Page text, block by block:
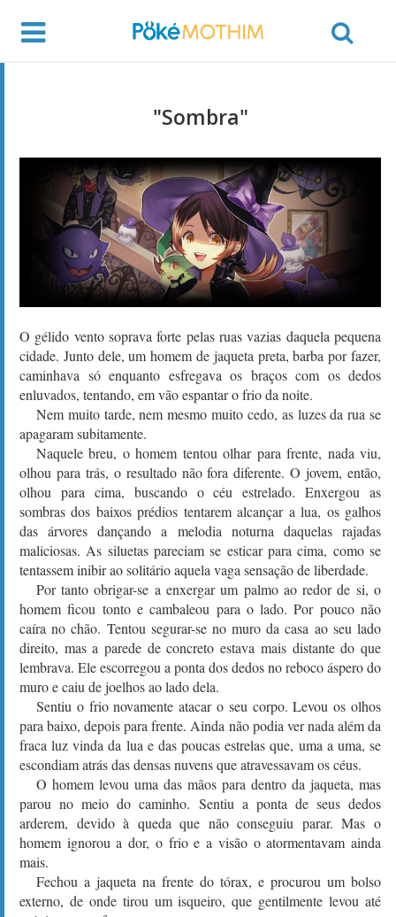
"Sombra"
O gélido vento soprava forte pelas ruas vazias daquela pequena
cidade. Junto dele, um homem de jaqueta preta, barba por fazer,
caminhava só enquanto esfregava os braços com os dedos
enluvados, tentando, em vão espantar o frio da noite.
Nem muito tarde, nem mesmo muito cedo, as luzes da rua se
apagaram subitamente.
Naquele breu, o homem tentou olhar para frente, nada viu,
olhou para trás, o resultado não fora diferente. O jovem, então,
olhou para cima, buscando o céu estrelado. Enxergou as
sombras dos baixos prédios tentarem alcançar a lua, os galhos
das árvores dançando a melodia noturna daquelas rajadas
maliciosas. As siluetas pareciam se esticar para cima, como se
tentassem inibir ao solitário aquela vaga sensação de liberdade.
Por tanto obrigar-se a enxergar um palmo ao redor de si, o
homem ficou tonto e cambaleou para o lado. Por pouco não
caíra no chão. Tentou segurar-se no muro da casa ao seu lado
direito, mas a parede de concreto estava mais distante do que
lembrava. Ele escorregou a ponta dos dedos no reboco áspero do
muro e caiu de joelhos ao lado dela.
Sentiu o frio novamente atacar o seu corpo. Levou os olhos
para baixo, depois para frente. Ainda não podia ver nada além da
fraca luz vinda da lua e das poucas estrelas que, uma a uma, se
escondiam atrás das densas nuvens que atravessavam os céus.
O homem levou uma das mãos para dentro da jaqueta, mas
parou no meio do caminho. Sentiu a ponta de seus dedos
arderem, devido à queda que não conseguiu parar. Mas o
homem ignorou a dor, o frio e a visão o atormentavam ainda
mais.
Fechou a jaqueta na frente do tórax, e procurou um bolso
externo, de onde tirou um isqueiro, que gentilmente levou até